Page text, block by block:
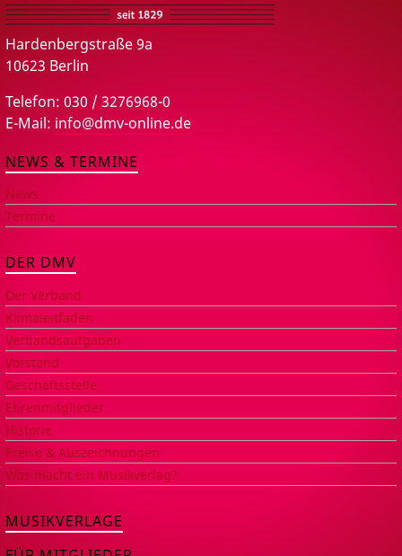
DMV – Verband Deutscher Musikverlage e.V.
Hardenbergstraße 9a
10623 Berlin
Telefon: 030 / 3276968-0
E-Mail: info@dmv-online.de
NEWS & TERMINE
News
Termine
DER DMV
Der Verband
Klimaleitfaden
Verbandsaufgaben
Vorstand
Geschäftsstelle
Ehrenmitglieder
Historie
Preise & Auszeichnungen
Was macht ein Musikverlag?
MUSIKVERLAGE